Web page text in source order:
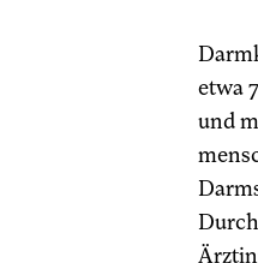
etwa
und